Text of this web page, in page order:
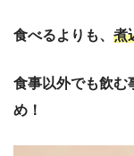
食べるよりも、 煮
食事以外でも飲む
め！